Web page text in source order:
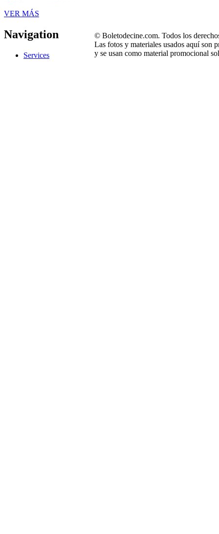
VER MÁS
Navigation
Services
© Boletodecine.com. Todos los
Las fotos y materiales usados aquí son
y se usan como material promocional